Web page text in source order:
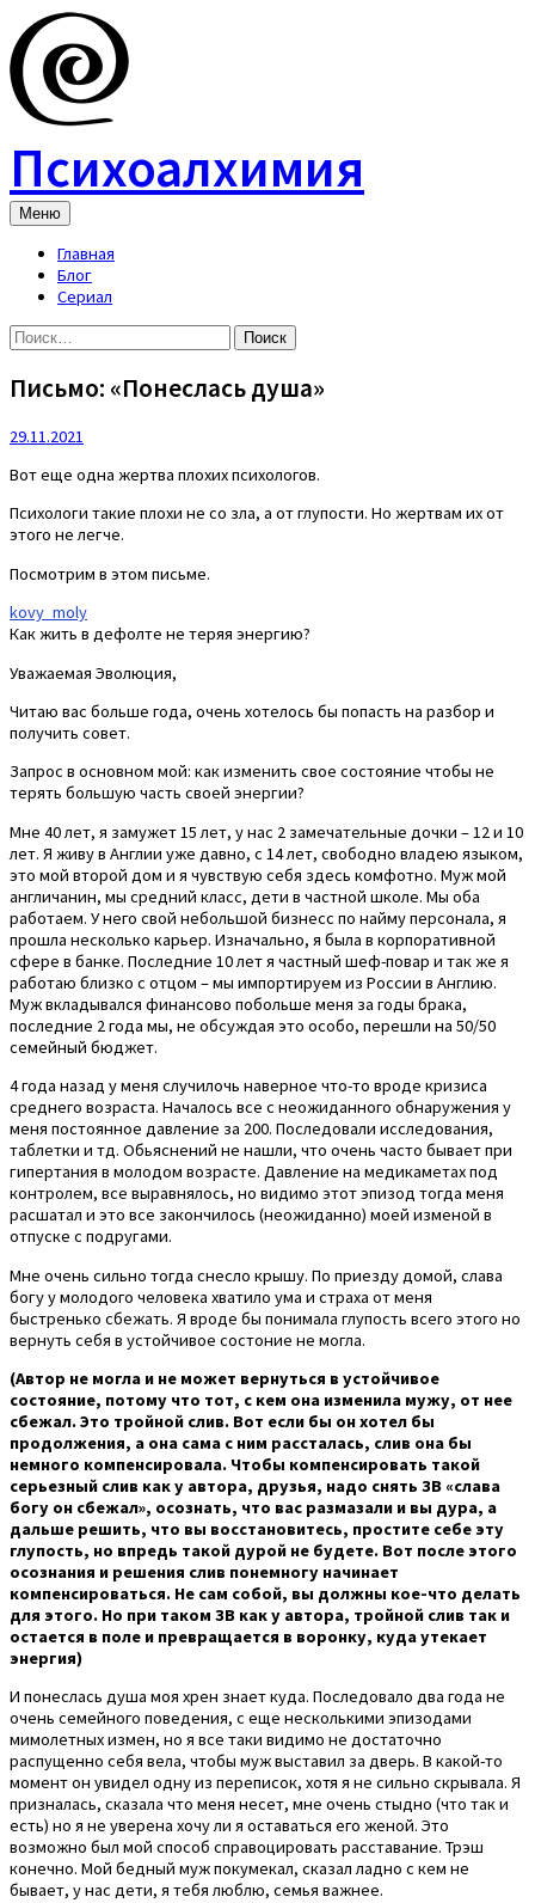
Skip
to
content
Психоалхимия
Меню
Главная
Блог
Сериал
Найти:
Письмо: «Понеслась душа»
29.11.2021
Вот еще одна жертва плохих психологов.
Психологи такие плохи не со зла, а от глупости. Но жертвам их от
этого не легче.
Посмотрим в этом письме.
kovy_moly
Как жить в дефолте не теряя энергию?
Уважаемая Эволюция,
Читаю вас больше года, очень хотелось бы попасть на разбор и
получить совет.
Запрос в основном мой: как изменить свое состояние чтобы не
терять большую часть своей энергии?
Мне 40 лет, я замужет 15 лет, у нас 2 замечательные дочки – 12 и 10
лет. Я живу в Англии уже давно, с 14 лет, свободно владею языком,
это мой второй дом и я чувствую себя здесь комфотно. Муж мой
англичанин, мы средний класс, дети в частной школе. Мы оба
работаем. У него свой небольшой бизнесс по найму персонала, я
прошла несколько карьер. Изначально, я была в корпоративной
сфере в банке. Последние 10 лет я частный шеф-повар и так же я
работаю близко с отцом – мы импортируем из России в Англию.
Муж вкладывался финансово побольше меня за годы брака,
последние 2 года мы, не обсуждая это особо, перешли на 50/50
семейный бюджет.
4 года назад у меня случилочь наверное что-то вроде кризиса
среднего возраста. Началось все с неожиданного обнаружения у
меня постоянное давление за 200. Последовали исследования,
таблетки и тд. Обьяснений не нашли, что очень часто бывает при
гипертания в молодом возрасте. Давление на медикаметах под
контролем, все выравнялось, но видимо этот эпизод тогда меня
расшатал и это все закончилось (неожиданно) моей изменой в
отпуске с подругами.
Мне очень сильно тогда снесло крышу. По приезду домой, слава
богу у молодого человека хватило ума и страха от меня
быстренько сбежать. Я вроде бы понимала глупость всего этого но
вернуть себя в устойчивое состоние не могла.
(Автор не могла и не может вернуться в устойчивое
состояние, потому что тот, с кем она изменила мужу, от нее
сбежал. Это тройной слив. Вот если бы он хотел бы
продолжения, а она сама с ним рассталась, слив она бы
немного компенсировала. Чтобы компенсировать такой
серьезный слив как у автора, друзья, надо снять ЗВ «слава
богу он сбежал», осознать, что вас размазали и вы дура, а
дальше решить, что вы восстановитесь, простите себе эту
глупость, но впредь такой дурой не будете. Вот после этого
осознания и решения слив понемногу начинает
компенсироваться. Не сам собой, вы должны кое-что делать
для этого. Но при таком ЗВ как у автора, тройной слив так и
остается в поле и превращается в воронку, куда утекает
энергия)
И понеслась душа моя хрен знает куда. Последовало два года не
очень семейного поведения, с еще несколькими эпизодами
мимолетных измен, но я все таки видимо не достаточно
распущенно себя вела, чтобы муж выставил за дверь. В какой-то
момент он увидел одну из переписок, хотя я не сильно скрывала. Я
призналась, сказала что меня несет, мне очень стыдно (что так и
есть) но я не уверена хочу ли я оставаться его женой. Это
возможно был мой способ справоцировать расставание. Трэш
конечно. Мой бедный муж покумекал, сказал ладно с кем не
бывает, у нас дети, я тебя люблю, семья важнее.